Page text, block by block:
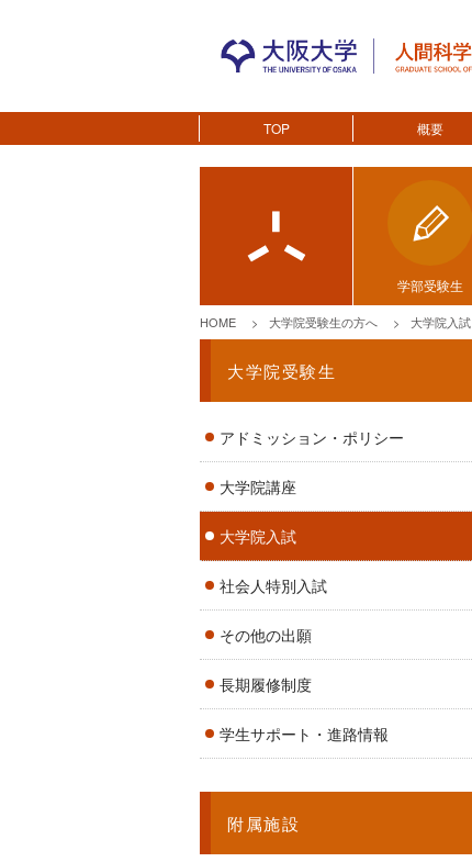
TOP 概要
学部受験生
HOME 大学院受験生の方へ 大学院入試
大学院受験生
アドミッション・ポリシー
大学院講座
大学院入試
社会人特別入試
その他の出願
長期履修制度
学生サポート・進路情報
附属施設